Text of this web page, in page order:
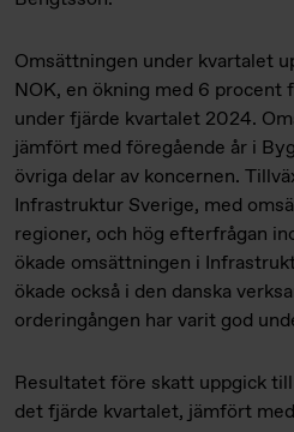
Omsättningen under kvartalet
NOK, en ökning med 6 procent
under fjärde kvartalet 2024.
jämfört med föregående år i
övriga delar av koncernen.
Infrastruktur Sverige, med
regioner, och hög efterfrågan
ökade omsättningen i
ökade också i den danska
orderingången har varit god
Resultatet före skatt uppgick
det fjärde kvartalet, jämfört